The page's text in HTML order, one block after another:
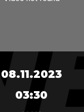
08.11.2023
03:30